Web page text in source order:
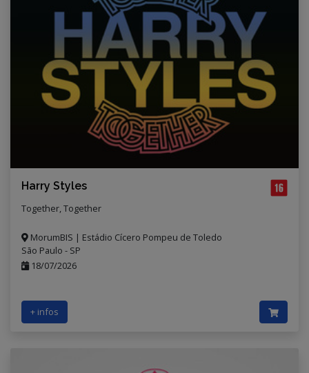
Harry Styles
Together, Together
MorumBIS | Estádio Cícero Pompeu de Toledo
São Paulo - SP
18/07/2026
+ infos